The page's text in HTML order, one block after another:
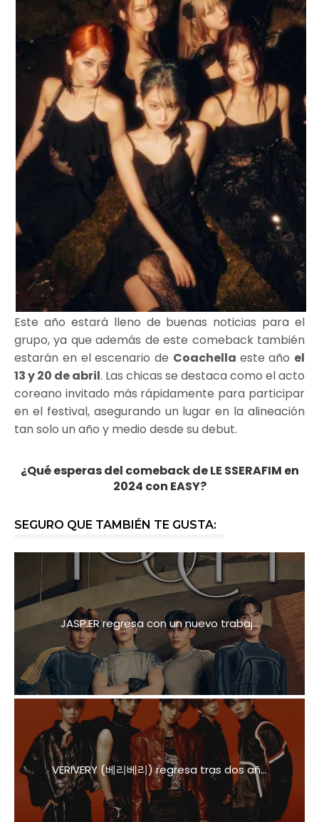
Este año estará lleno de buenas noticias para el
grupo, ya que además de este comeback también
estarán en el escenario de Coachella este año el
13 y 20 de abril. Las chicas se destaca como el acto
coreano invitado más rápidamente para participar
en el festival, asegurando un lugar en la alineación
tan solo un año y medio desde su debut.
¿Qué esperas del comeback de LE SSERAFIM en
2024 con EASY?
SEGURO QUE TAMBIÉN TE GUSTA:
JASP.ER regresa con un nuevo trabaj...
VERIVERY (베리베리) regresa tras dos añ...